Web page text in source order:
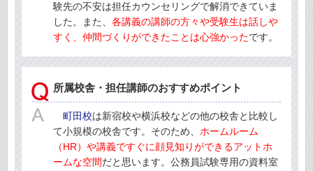
験先の不安は担任カウンセリングで解消できていま
した。また、 各講義の講師の方々や受験生は話しや
すく、仲間づくりができたことは心強かったです。
所属校舎・担任講師のおすすめポイント
町田校は新宿校や横浜校などの他の校舎と比較し
て小規模の校舎です。そのため、 ホームルーム
（HR）や講義ですぐに顔見知りができるアットホ
ームな空間だと思います。公務員試験専用の資料室